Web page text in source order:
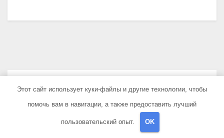
You missed
Этот сайт использует куки-файлы и другие технологии, чтобы
помочь вам в навигации, а также предоставить лучший
пользовательский опыт. OK